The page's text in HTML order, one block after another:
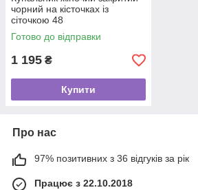
чорний на кісточках із
сіточкою 48
Готово до відправки
1 195 ₴
Купити
Про нас
97% позитивних з 36 відгуків за рік
Працює з 22.10.2018